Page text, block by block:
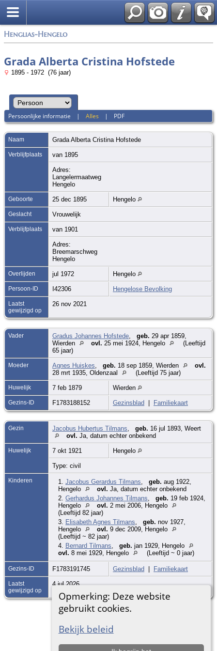
Henglias-Hengelo
Opmerking: Deze website
gebruikt cookies.
Bekijk beleid
Grada Alberta Cristina Hofstede
1895 - 1972 (76 jaar)
Persoonlijke informatie |Alles | PDF
Naam Grada Alberta Cristina Hofstede
Verblijfplaats van 1895
Adres:
Langelermaatweg
Hengelo
Geboorte 25 dec 1895 Hengelo
Geslacht Vrouwelijk
Verblijfplaats van 1901
Adres:
Breemarschweg
Hengelo
Overlijden jul 1972 Hengelo
Persoon-ID I42306 Hengelose Bevolking
Laatst
gewijzigd op
26 nov 2021
Vader Gradus Johannes Hofstede geb. 29 apr 1859,
Wierden
ovl. 25 mei 1924, Hengelo
(Leeftijd
65 jaar)
Moeder Agnes Huiskes geb. 18 sep 1859, Wierden
ovl.
28 mrt 1935, Oldenzaal
(Leeftijd 75 jaar)
Huwelijk 7 feb 1879 Wierden
Gezins-ID F1783188152 Gezinsblad | Familiekaart
Gezin Jacobus Hubertus Tilmans geb. 16 jul 1893, Weert
ovl. Ja, datum echter onbekend
Huwelijk 7 okt 1921 Hengelo
Type: civil
Kinderen 1. Jacobus Gerardus Tilmans geb. aug 1922,
Hengelo
ovl. Ja, datum echter onbekend
2. Gerhardus Johannes Tilmans geb. 19 feb 1924,
Hengelo
ovl. 2 mei 2006, Hengelo
(Leeftijd 82 jaar)
3. Elisabeth Agnes Tilmans geb. nov 1927,
Hengelo
ovl. 9 dec 2009, Hengelo
(Leeftijd ~ 82 jaar)
4. Bernard Tilmans geb. jan 1929, Hengelo
ovl. 8 mei 1929, Hengelo (Leeftijd ~ 0 jaar)
Gezins-ID F1783191745 Gezinsblad | Familiekaart
Laatst
gewijzigd op
4 jul 2026
Ga naar standaard site